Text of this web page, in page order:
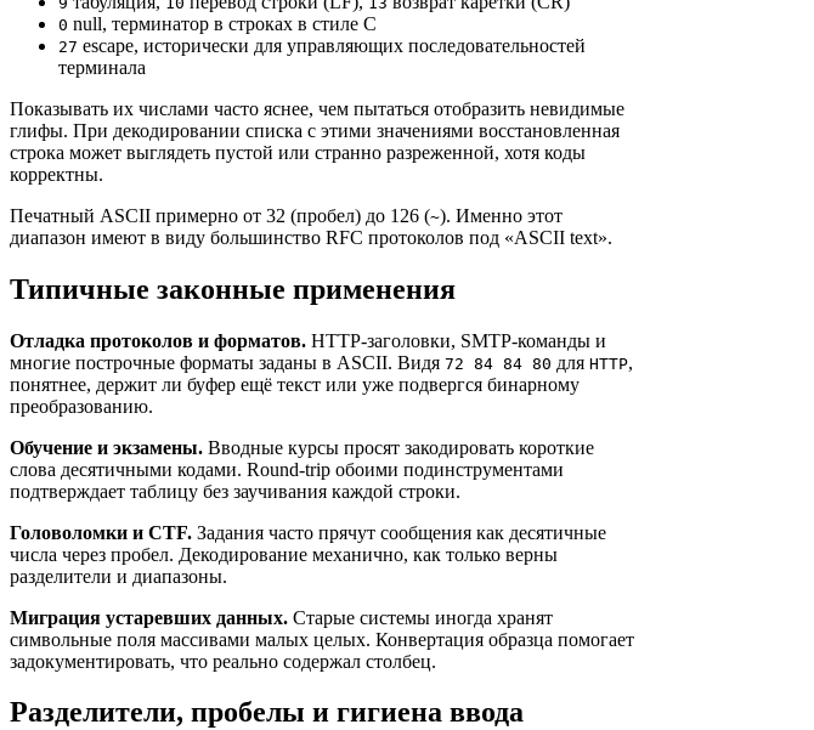
0 null, терминатор в строках в стиле C
27 escape, исторически для управляющих последовательностей
терминала
Показывать их числами часто яснее, чем пытаться отобразить невидимые
глифы. При декодировании списка с этими значениями восстановленная
строка может выглядеть пустой или странно разреженной, хотя коды
корректны.
Печатный ASCII примерно от 32 (пробел) до 126 (~). Именно этот
диапазон имеют в виду большинство RFC протоколов под «ASCII text».
Типичные законные применения
Отладка протоколов и форматов. HTTP-заголовки, SMTP-команды и
многие построчные форматы заданы в ASCII. Видя 72 84 84 80 для HTTP,
понятнее, держит ли буфер ещё текст или уже подвергся бинарному
преобразованию.
Обучение и экзамены. Вводные курсы просят закодировать короткие
слова десятичными кодами. Round-trip обоими подинструментами
подтверждает таблицу без заучивания каждой строки.
Головоломки и CTF. Задания часто прячут сообщения как десятичные
числа через пробел. Декодирование механично, как только верны
разделители и диапазоны.
Миграция устаревших данных. Старые системы иногда хранят
символьные поля массивами малых целых. Конвертация образца помогает
задокументировать, что реально содержал столбец.
Разделители, пробелы и гигиена ввода